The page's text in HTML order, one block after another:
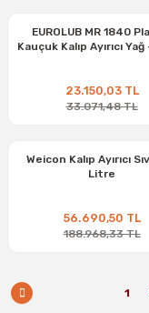
EUROLUB MR 1840
Kauçuk Kalıp Ayırıcı
23.150,03 TL
33.071,48 TL
Weicon Kalıp Ayırıcı
Litre
56.690,50 TL
188.968,33 TL
1